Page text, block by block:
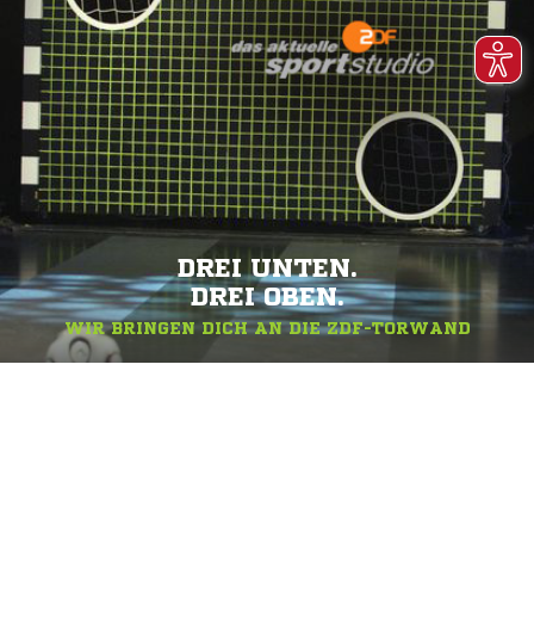
DREI UNTEN.
DREI OBEN.
WIR BRINGEN DICH AN DIE ZDF-TORWAND